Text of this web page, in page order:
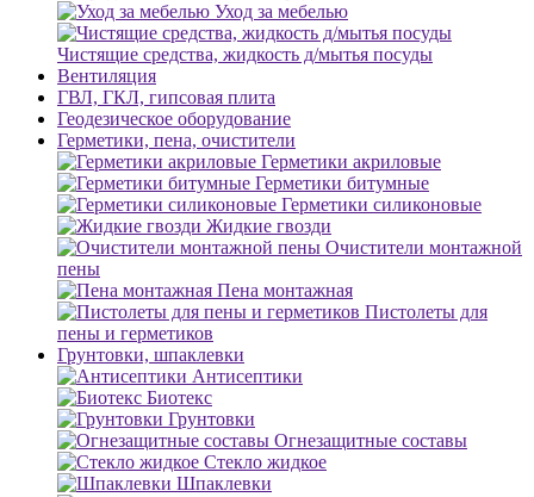
Уход за мебелью
Чистящие средства, жидкость д/мытья посуды
Вентиляция
ГВЛ, ГКЛ, гипсовая плита
Геодезическое оборудование
Герметики, пена, очистители
Герметики акриловые
Герметики битумные
Герметики силиконовые
Жидкие гвозди
Очистители монтажной
пены
Пена монтажная
Пистолеты для
пены и герметиков
Грунтовки, шпаклевки
Антисептики
Биотекс
Грунтовки
Огнезащитные составы
Стекло жидкое
Шпаклевки